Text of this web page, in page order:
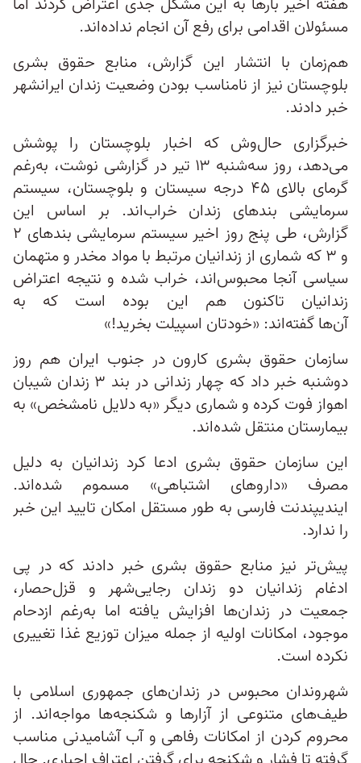
مسئولان اقدامی برای رفع آن‌ انجام نداده‌اند.
هم‌زمان با انتشار این گزارش، منابع حقوق بشری
بلوچستان نیز از نامناسب بودن وضعیت زندان ایرانشهر
خبر دادند.
خبرگزاری حال‌وش که اخبار بلوچستان را پوشش
می‌دهد، روز سه‌شنبه ۱۳ تیر در گزارشی نوشت، به‌رغم
گرمای بالای ۴۵ درجه سیستان و بلوچستان، سیستم‌
سرمایشی بندهای زندان خراب‌اند. بر اساس این
گزارش، طی پنج روز اخیر سیستم سرمایشی بندهای ۲
و ۳ که شماری از زندانیان مرتبط با مواد مخدر و متهمان
سیاسی آنجا محبوس‌اند، خراب شده‌ و نتیجه اعتراض
زندانیان تاکنون هم این بوده است که به
آن‌ها گفته‌اند: «خودتان اسپیلت بخرید!»
سازمان حقوق بشری کارون در جنوب ایران هم روز
دوشنبه خبر داد که چهار زندانی در بند ۳ زندان شیبان
اهواز فوت کرده‌ و شماری دیگر «به دلایل نامشخص» به
بیمارستان منتقل شده‌اند.
این سازمان حقوق بشری ادعا کرد زندانیان به دلیل
مصرف «داروهای اشتباهی» مسموم شده‌اند.
ایندیپندنت فارسی به ‎طور مستقل امکان تایید این خبر
را ندارد.
پیش‌تر نیز منابع حقوق بشری خبر دادند که در پی
ادغام زندانیان دو زندان رجایی‌شهر و قزل‌حصار،
جمعیت در زندان‌ها افزایش یافته اما به‌رغم ازدحام
موجود، امکانات اولیه از جمله میزان توزیع غذا تغییری
نکرده است.
شهروندان محبوس در زندان‌های جمهوری اسلامی با
طیف‌های متنوعی از آزارها و شکنجه‌ها مواجه‌اند. از
محروم کردن از امکانات رفاهی و آب آشامیدنی مناسب